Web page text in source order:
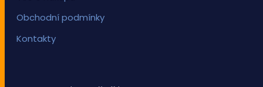
Obchodní podmínky
Kontakty